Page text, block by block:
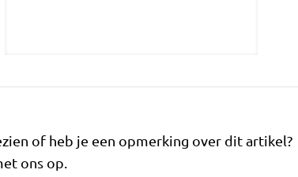
of heb je een opmerking over dit artikel?
ons op.